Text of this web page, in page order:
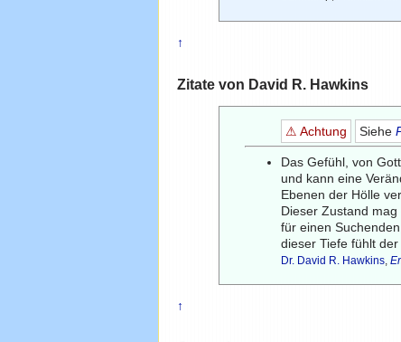
↑
Zitate von David R. Hawkins
⚠ Achtung Siehe
Das Gefühl, von
und kann eine
Ebenen der Hölle
Dieser Zustand
für einen
dieser Tiefe fühlt
Dr. David R. Hawkins ,
↑